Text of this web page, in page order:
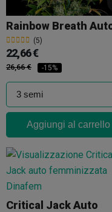
Rainbow Breath
(5)
22,66 €
26,66 € -15%
Aggiungi al carrello
Critical Jack Auto